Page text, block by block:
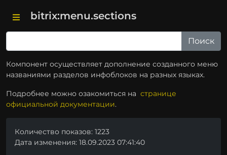
bitrix:menu.sections
Компонент осуществляет дополнение созданного меню
названиями разделов инфоблоков на разных языках.
Подробнее можно озакомиться на странице
официальной документации.
Количество показов: 1223
Дата изменения: 18.09.2023 07:41:40